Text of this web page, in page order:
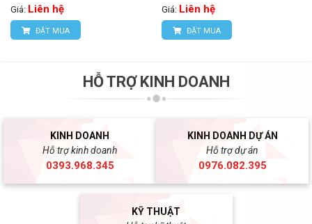
Giá: Liên hệ
ĐẶT MUA
Giá: Liên hệ
ĐẶT MUA
HỖ TRỢ KINH DOANH
KINH DOANH
Hỗ trợ kinh doanh
0393.968.345
KINH DOANH DỰ ÁN
Hỗ trợ dự án
0976.082.395
KỸ THUẬT